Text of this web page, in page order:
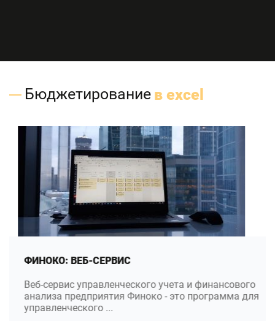
Бюджетирование в excel
ФИНОКО: ВЕБ-СЕРВИС
Веб-сервис управленческого учета и финансового
анализа предприятия Финоко - это программа для
управленческого ...